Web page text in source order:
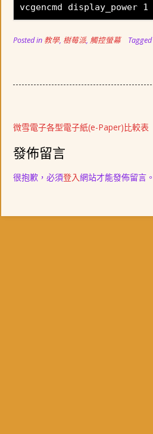
vcgencmd display_power 1
Posted in 教學, 樹莓派, 觸控螢幕 Tagged
文
章
導
覽
微雪電子各型電子紙(e-Paper)比較表
發佈留言
很抱歉，必須登入網站才能發佈留言。